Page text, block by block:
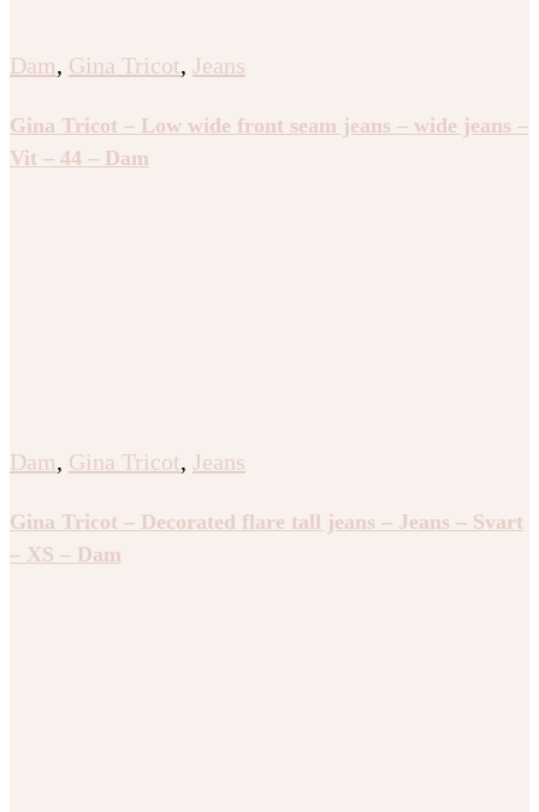
Dam, Gina Tricot, Jeans
Gina Tricot – Low wide front seam jeans – wide jeans –
Vit – 44 – Dam
Dam, Gina Tricot, Jeans
Gina Tricot – Decorated flare tall jeans – Jeans – Svart
– XS – Dam